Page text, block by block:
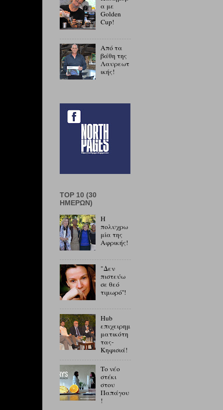
α με
Golden
Cup!
Από τα
βάθη της
Λαυρεωτ
ικής!
TOP 10 (30
ΗΜΕΡΏΝ)
Η
πολυχρω
μία της
Αφρικής!
"Δεν
πιστεύω
σε θεό
τιμωρό''!
Hub
επιχειρημ
ματικότη
τας-
Κηφισιά!
Το νέο
στέκι
στου
Παπάγου
!